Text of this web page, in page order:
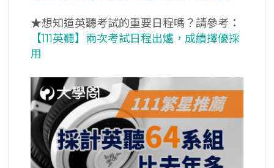
★想知道英聽考試的重要日程嗎？請參考：
【111英聽】兩次考試日程出爐，成績擇優採
用